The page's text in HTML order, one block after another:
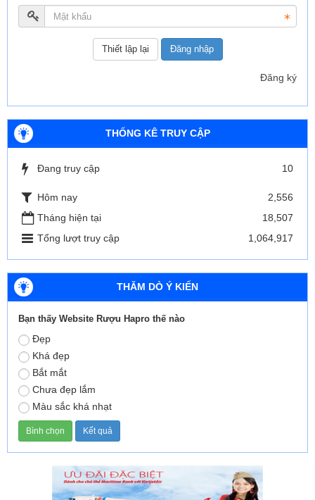
Đăng nhập
Đăng ký
THỐNG KÊ TRUY CẬP
Đang truy cập 10
Hôm nay
2,556
Tháng hiện tại
18,507
Tổng lượt truy cập
1,064,917
THĂM DÒ Ý KIẾN
Bạn thấy Website Rượu Hapro thế nào
Đẹp
Khá đẹp
Bắt mắt
Chưa đẹp lắm
Màu sắc khá nhạt